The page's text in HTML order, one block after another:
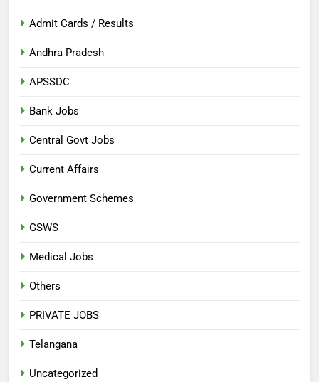
Admit Cards / Results
Andhra Pradesh
APSSDC
Bank Jobs
Central Govt Jobs
Current Affairs
Government Schemes
GSWS
Medical Jobs
Others
PRIVATE JOBS
Telangana
Uncategorized